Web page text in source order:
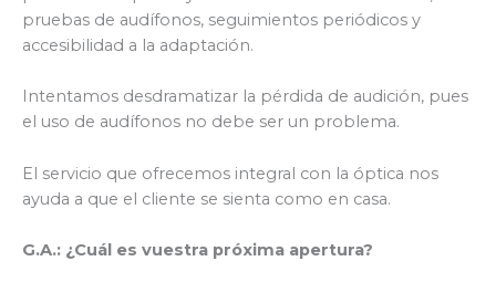
pruebas de audífonos, seguimientos periódicos y
accesibilidad a la adaptación.
Intentamos desdramatizar la pérdida de audición, pues
el uso de audífonos no debe ser un problema.
El servicio que ofrecemos integral con la óptica nos
ayuda a que el cliente se sienta como en casa.
G.A.: ¿Cuál es vuestra próxima apertura?